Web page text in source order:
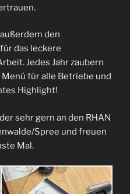
den
das leckere
Jedes Jahr zaubern
für alle Betriebe und
Highlight!
sehr gern an den RHAN
Spree und freuen
Mal.